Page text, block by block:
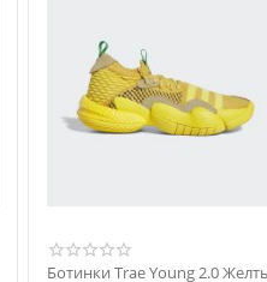
Ботинки Trae Young 2.0